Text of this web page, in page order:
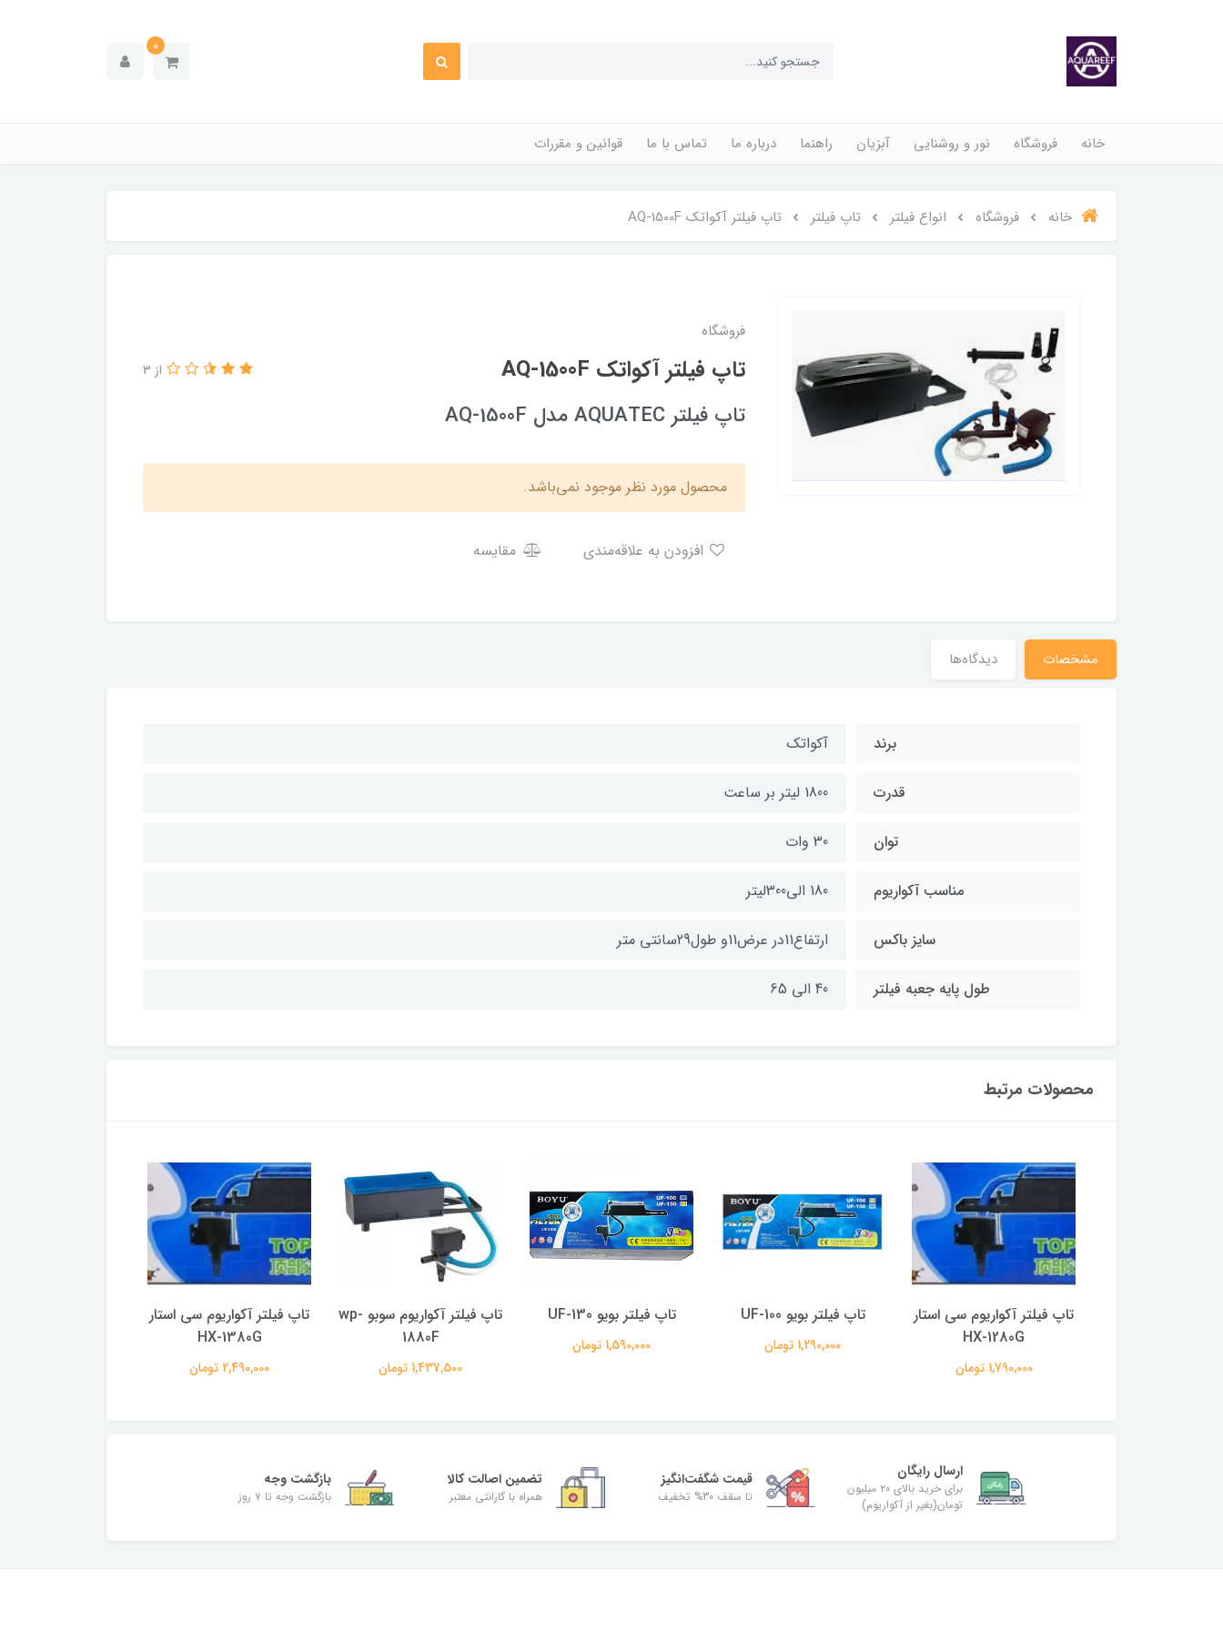
0
خانه فروشگاه نور و روشنایی آبزیان راهنما درباره ما تماس با ما قوانین و مقررات
خانه فروشگاه انواع فیلتر تاپ فیلتر تاپ فیلتر آکواتک AQ-1500F
فروشگاه
تاپ فیلتر آکواتک AQ-1500F از 3
تاپ فیلتر AQUATEC مدل AQ-1500F
محصول مورد نظر موجود نمی‌باشد.
مقایسه
مشخصات دیدگاه‌ها
برند آکواتک
قدرت 1800 لیتر بر ساعت
توان 30 وات
مناسب آکواریوم 180 الی300لیتر
سایز باکس ارتفاع11در عرض11و طول29سانتی متر
طول پایه جعبه فیلتر 40 الی 65
محصولات مرتبط
تاپ فیلتر آکواریوم سی استار
HX-1280G
1,790,000 تومان
تاپ فیلتر بویو UF-100
1,290,000 تومان
تاپ فیلتر بویو UF-130
1,590,000 تومان
تاپ فیلتر آکواریوم سوبو wp-
1880F
1,437,500 تومان
تاپ فیلتر آکواریوم سی استار
HX-1380G
2,490,000 تومان
ارسال رایگان
برای خرید بالای ۲۰ میلیون
تومان(بغیر از آکواریوم)
قیمت شگفت‌انگیز
تا سقف 30% تخفیف
تضمین اصالت کالا
همراه با گارانتی معتبر
بازگشت وجه
بازگشت وجه تا ۷ روز